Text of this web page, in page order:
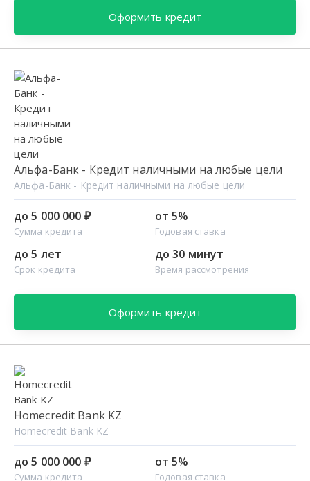
Оформить кредит
Альфа-Банк - Кредит наличными на любые цели
Альфа-Банк - Кредит наличными на любые цели
до 5 000 000 ₽
Сумма кредита
от 5%
Годовая ставка
до 5 лет
Срок кредита
до 30 минут
Время рассмотрения
Оформить кредит
Homecredit Bank KZ
Homecredit Bank KZ
до 5 000 000 ₽
Сумма кредита
от 5%
Годовая ставка